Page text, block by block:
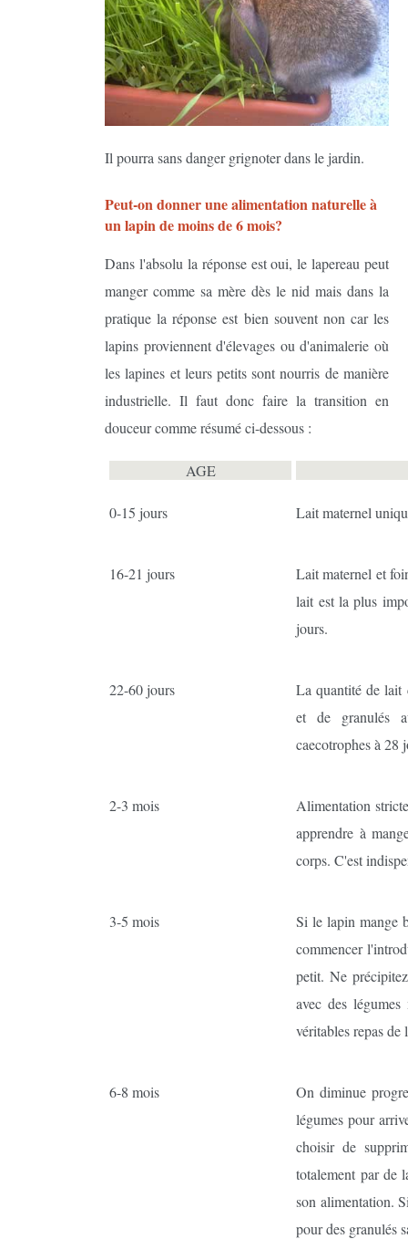
Il pourra sans danger grignoter dans le jardin.
Peut-on donner une alimentation naturelle à
un lapin de moins de 6 mois?
Dans l'absolu la réponse est oui, le lapereau peut
manger comme sa mère dès le nid mais dans la
pratique la réponse est bien souvent non car les
lapins proviennent d'élevages ou d'animalerie où
les lapines et leurs petits sont nourris de manière
industrielle. Il faut donc faire la transition en
douceur comme résumé ci-dessous :
AGE
0-15 jours Lait maternel
16-21 jours
Lait maternel et
lait est la plus
jours.
22-60 jours
La quantité de lait
et de granulés
caecotrophes à 28
2-3 mois
Alimentation
apprendre à
corps. C'est
3-5 mois
Si le lapin mange
commencer
petit. Ne
avec des
véritables repas de
6-8 mois
On diminue
légumes pour
choisir de
totalement par de
son alimentation.
pour des granulés